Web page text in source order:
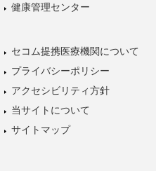
健康管理センター
セコム提携医療機関について
プライバシーポリシー
アクセシビリティ方針
当サイトについて
サイトマップ